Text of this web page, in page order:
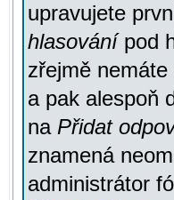
upravujete
hlasovánípod
zřejmě
a pak alespoň
na Přidat
znamená
administrátor